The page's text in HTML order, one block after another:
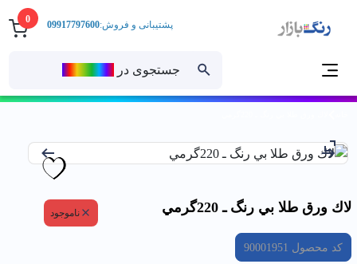
0
جستجوی در
پشتیبانی و فروش:09917797600
لاك ورق طلا بي رنگ ـ 220گرمي ناموجود
کد محصول 90001951